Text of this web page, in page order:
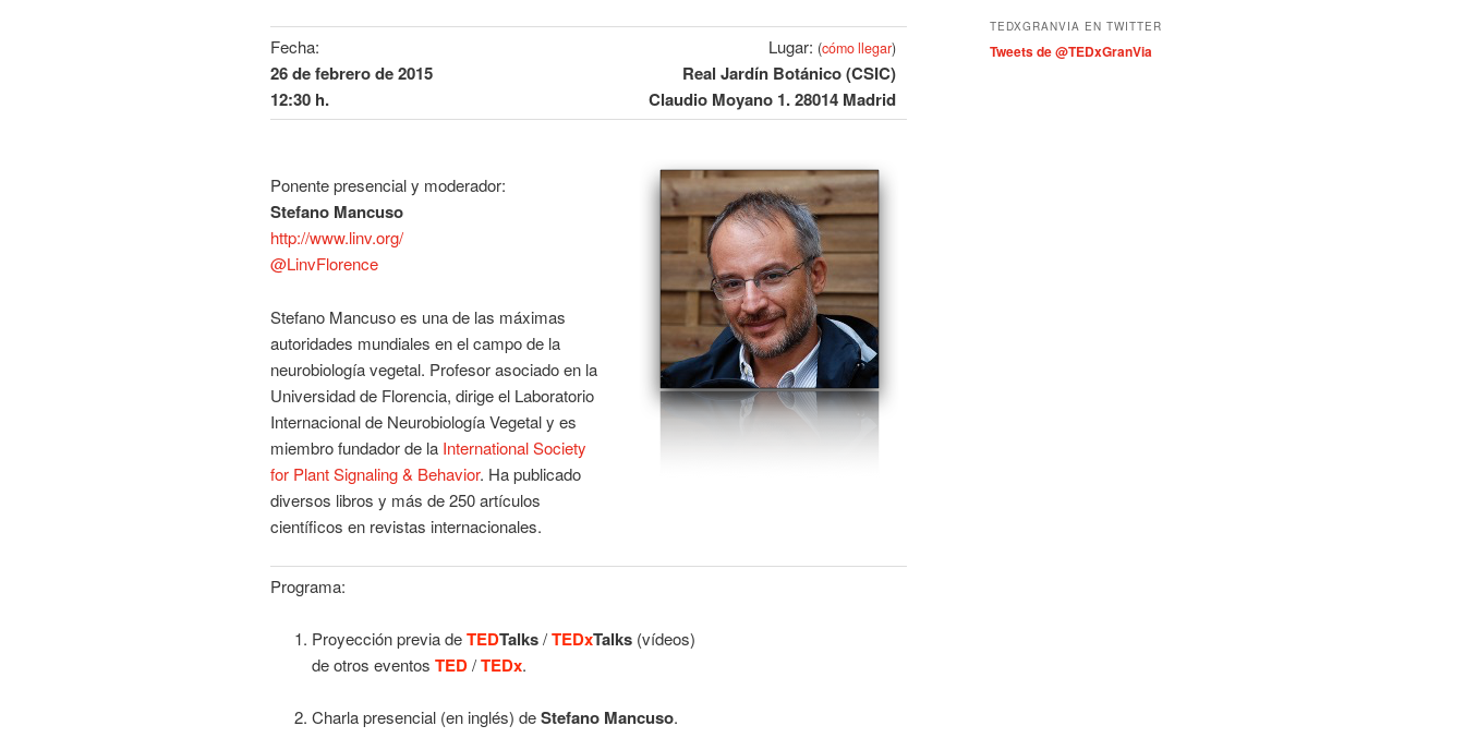
Fecha:
26 de febrero de 2015
12:30 h.
Lugar: (cómo llegar)
Real Jardín Botánico (CSIC)
Claudio Moyano 1. 28014 Madrid
Ponente presencial y moderador:
Stefano Mancuso
http://www.linv.org/
@LinvFlorence
Stefano Mancuso es una de las máximas
autoridades mundiales en el campo de la
neurobiología vegetal. Profesor asociado en la
Universidad de Florencia, dirige el Laboratorio
Internacional de Neurobiología Vegetal y es
miembro fundador de la International Society
for Plant Signaling & Behavior. Ha publicado
diversos libros y más de 250 artículos
científicos en revistas internacionales.
Programa:
Proyección previa deTEDTalks/TEDxTalks(vídeos)
de otros eventos TED/TEDx.
Charla presencial (en inglés) deStefano Mancuso.
a
s
TEDXGRANVIA EN TWITTER
Tweets de @TEDxGranVia